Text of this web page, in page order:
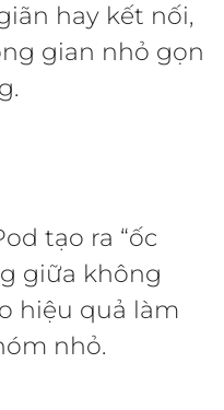
hay kết nối,
gian nhỏ gọn
tạo ra “ốc
giữa không
hiệu quả làm
nhỏ.